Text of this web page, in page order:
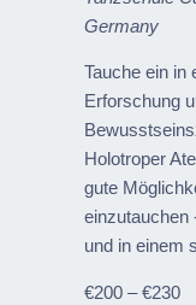
Germany
Tauche ein in
Erforschung
Holotroper
gute
einzutauchen
und in einem
€200 – €230